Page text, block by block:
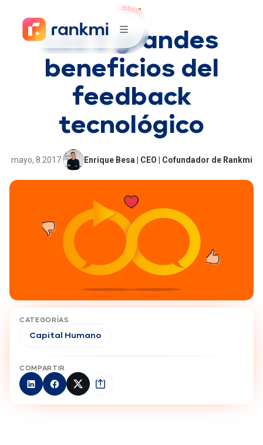
Blog
Los 5 grandes
beneficios del
feedback
tecnológico
mayo, 8 2017· Enrique Besa | CEO | Cofundador de Rankmi
CATEGORÍAS
Capital Humano
COMPARTIR